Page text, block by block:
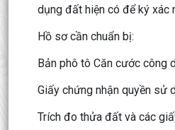
dụng đất hiện có để ký xác
Hồ sơ cần chuẩn bị:
Bản phô tô Căn cước công
Giấy chứng nhận quyền sử
Trích đo thửa đất và các